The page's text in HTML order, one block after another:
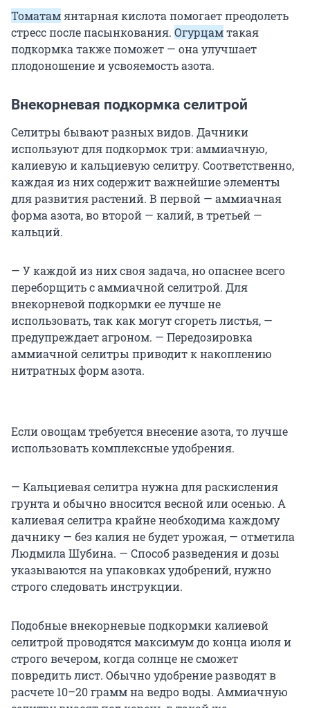
Томатамянтарная кислота помогает преодолеть
стресс после пасынкования. Огурцамтакая
подкормка также поможет — она улучшает
плодоношение и усвояемость азота.
Внекорневая подкормка селитрой
Селитры бывают разных видов. Дачники
используют для подкормок три: аммиачную,
калиевую и кальциевую селитру. Соответственно,
каждая из них содержит важнейшие элементы
для развития растений. В первой — аммиачная
форма азота, во второй — калий, в третьей —
кальций.
— У каждой из них своя задача, но опаснее всего
переборщить с аммиачной селитрой. Для
внекорневой подкормки ее лучше не
использовать, так как могут сгореть листья, —
предупреждает агроном. — Передозировка
аммиачной селитры приводит к накоплению
нитратных форм азота.
Если овощам требуется внесение азота, то лучше
использовать комплексные удобрения.
— Кальциевая селитра нужна для раскисления
грунта и обычно вносится весной или осенью. А
калиевая селитра крайне необходима каждому
дачнику — без калия не будет урожая, — отметила
Людмила Шубина. — Способ разведения и дозы
указываются на упаковках удобрений, нужно
строго следовать инструкции.
Подобные внекорневые подкормки калиевой
селитрой проводятся максимум до конца июля и
строго вечером, когда солнце не сможет
повредить лист. Обычно удобрение разводят в
расчете 10–20 грамм на ведро воды. Аммиачную